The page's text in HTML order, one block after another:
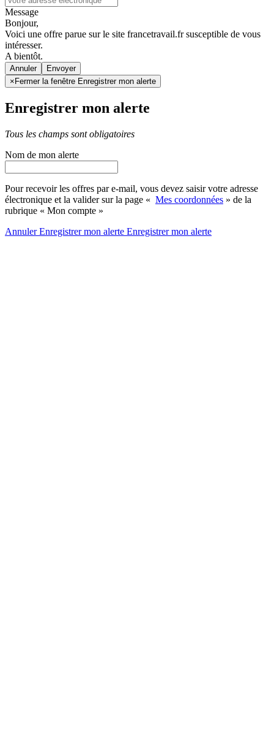
Message
Bonjour,
Voici une offre parue sur le site francetravail.fr susceptible de vous
intéresser.
A bientôt.
Annuler
× Fermer la fenêtre Enregistrer mon alerte
Enregistrer mon alerte
Tous les champs sont obligatoires
Nom de mon alerte
Pour recevoir les offres par e-mail, vous devez saisir votre adresse
électronique et la valider sur la page « Mes coordonnées » de la
rubrique « Mon compte »
AnnulerEnregistrer mon alerte Enregistrermon alerte